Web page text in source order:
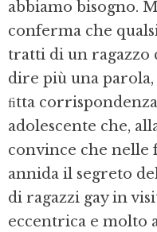
abbiamo bisogno.
conferma che
tratti di un ragazzo
dire più una
ﬁtta
adolescente che,
convince che nelle
annida il segreto
di ragazzi gay in
eccentrica e molto